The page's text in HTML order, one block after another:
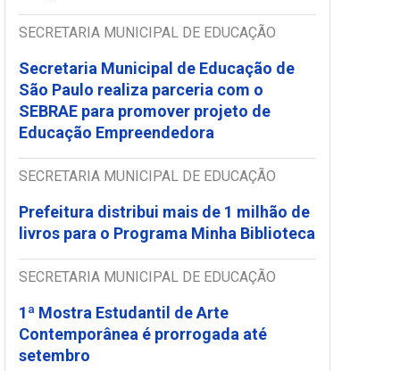
SECRETARIA MUNICIPAL DE EDUCAÇÃO
Secretaria Municipal de Educação de
São Paulo realiza parceria com o
SEBRAE para promover projeto de
Educação Empreendedora
SECRETARIA MUNICIPAL DE EDUCAÇÃO
Prefeitura distribui mais de 1 milhão de
livros para o Programa Minha Biblioteca
SECRETARIA MUNICIPAL DE EDUCAÇÃO
1ª Mostra Estudantil de Arte
Contemporânea é prorrogada até
setembro